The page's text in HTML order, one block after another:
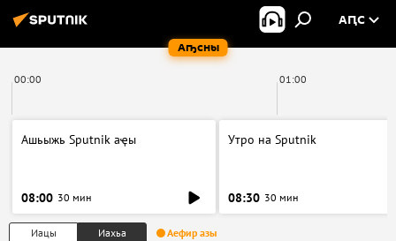
Аҧсны
АԤС
00:00 01:00
Ашьыжь Sputnik аҿы
08:00 30 мин
Утро на Sputnik
08:30 30 мин
Иацы Иахьа Аефир азы